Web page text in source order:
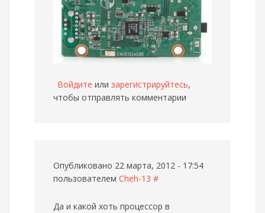
Войдите или зарегистрируйтесь,
чтобы отправлять комментарии
Опубликовано 22 марта, 2012 - 17:54
пользователем Cheh-13 #
Да и какой хоть процессор в